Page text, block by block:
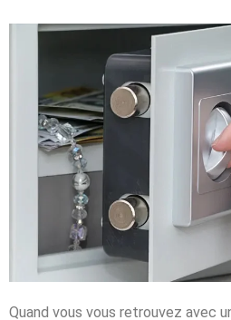
Quand vous vous retrouvez avec